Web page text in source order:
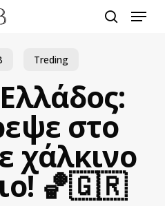
Menu
Treding
στο
χάλκινο
🏀🇬🇷